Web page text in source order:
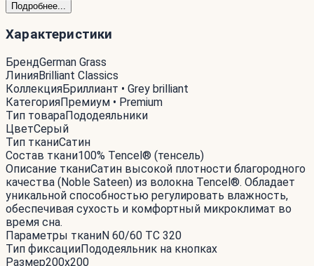
Подробнее...
Характеристики
БрендGerman Grass
ЛинияBrilliant Classics
КоллекцияБриллиант • Grey brilliant
КатегорияПремиум • Premium
Тип товараПододеяльники
ЦветСерый
Тип тканиСатин
Состав ткани100% Tencel® (тенсель)
Описание тканиСатин высокой плотности благородного
качества (Noble Sateen) из волокна Tencel®. Обладает
уникальной способностью регулировать влажность,
обеспечивая сухость и комфортный микроклимат во
время сна.
Параметры тканиN 60/60 ТС 320
Тип фиксацииПододеяльник на кнопках
Размер200x200